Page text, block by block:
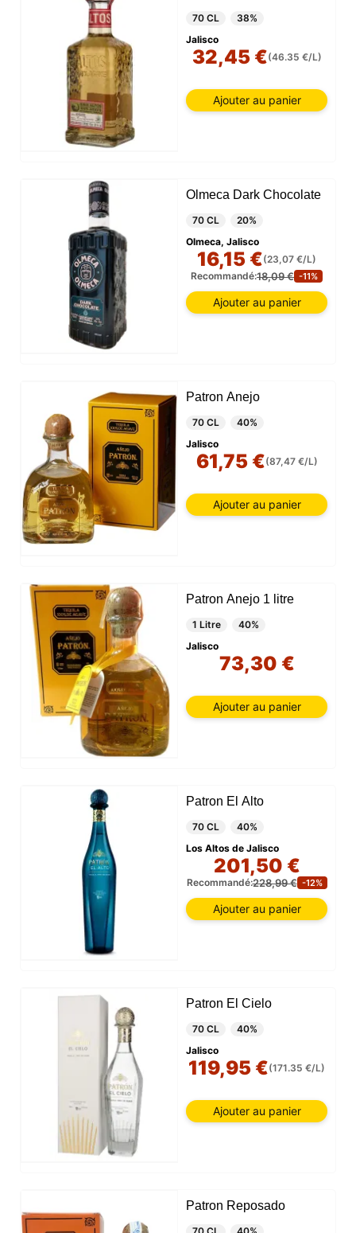
70 CL
38%
Jalisco
32,45 €(46.35 €/L)
Ajouter au panier
Olmeca Dark Chocolate
70 CL
20%
Olmeca, Jalisco
16,15 €(23,07 €/L)
Recommandé:18,09 € -11%
Ajouter au panier
Patron Anejo
70 CL
40%
Jalisco
61,75 €(87,47 €/L)
Ajouter au panier
Patron Anejo 1 litre
1 Litre
40%
Jalisco
73,30 €
Ajouter au panier
Patron El Alto
70 CL
40%
Los Altos de Jalisco
201,50 €
Recommandé:228,99 € -12%
Ajouter au panier
Patron El Cielo
70 CL
40%
Jalisco
119,95 €(171.35 €/L)
Ajouter au panier
Patron Reposado
70 CL 40%